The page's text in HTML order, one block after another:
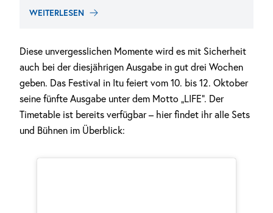
WEITERLESEN
Diese unvergesslichen Momente wird es mit Sicherheit
auch bei der diesjährigen Ausgabe in gut drei Wochen
geben. Das Festival in Itu feiert vom 10. bis 12. Oktober
seine fünfte Ausgabe unter dem Motto „LIFE“. Der
Timetable ist bereits verfügbar – hier findet ihr alle Sets
und Bühnen im Überblick: